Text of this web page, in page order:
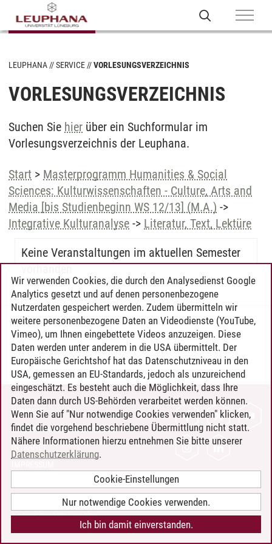
LEUPHANA SERVICE VORLESUNGSVERZEICHNIS
VORLESUNGSVERZEICHNIS
Suchen Sie hier über ein Suchformular im
Vorlesungsverzeichnis der Leuphana.
Start > Masterprogramm Humanities & Social
Sciences: Kulturwissenschaften - Culture, Arts and
Media [bis Studienbeginn WS 12/13] (M.A.) ->
Integrative Kulturanalyse -> Literatur, Text, Lektüre
Keine Veranstaltungen im aktuellen Semester
vorhanden
Timo Leder/30.06.2024
KONTAKT
LEUPHANA ALS ARBEITGEBER
INTRANET
BARRIEREFREIHEIT
COOKIE-EINSTELLUNGEN
Wir verwenden Cookies, die durch den Analysedienst Google
Analytics gesetzt und auf denen personenbezogene
Nutzerdaten gespeichert werden. Zudem übermitteln wir
weitere personenbezogene Daten an Videodienste (YouTube,
Vimeo), um Ihnen eingebettete Videos anzuzeigen. Diese
Daten werden unter anderem in die USA übermittelt. Der
Europäische Gerichtshof hat das Datenschutzniveau in den
USA, gemessen an EU-Standards, jedoch als unzureichend
eingeschätzt. Es besteht auch die Möglichkeit, dass Ihre
Daten dann durch US-Behörden verarbeitet werden können.
Wenn Sie auf "Nur notwendige Cookies verwenden" klicken,
findet die vorgehend beschriebene Übermittlung nicht statt.
Nähere Informationen hierzu entnehmen Sie bitte unserer
Datenschutzerklärung.
Cookie-Einstellungen
Nur notwendige Cookies verwenden.
Ich bin damit einverstanden.